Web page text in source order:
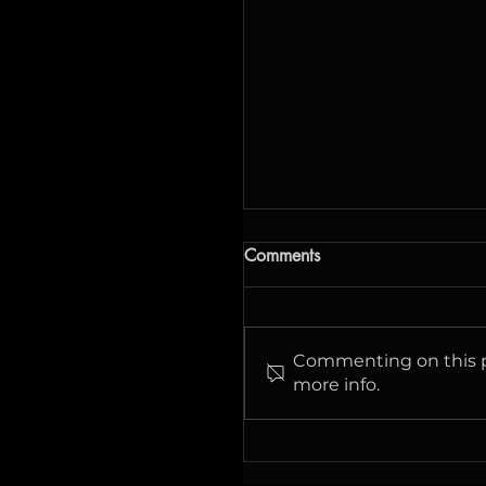
Жоспарлы жұмыстар
Біз сервисті жақсарту
жоспарлы жұмыстардың
саны артты. Толығырақ:
Тамыз Күні Уақыты Әсері
Comments
Commenting on this
more info.